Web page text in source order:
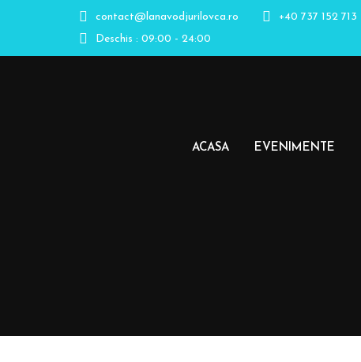
contact@lanavodjurilovca.ro +40 737 152 713
Deschis : 09:00 - 24:00
ACASA EVENIMENTE